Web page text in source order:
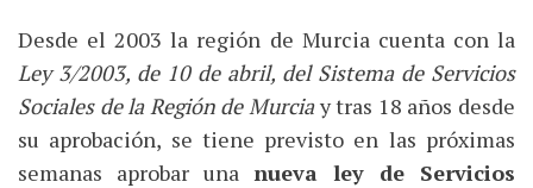
Desde el 2003 la región de Murcia cuenta con la
Ley 3/2003, de 10 de abril, del Sistema de Servicios
Sociales de la Región de Murciay tras 18 años desde
su aprobación, se tiene previsto en las próximas
semanas aprobar una nueva ley de Servicios